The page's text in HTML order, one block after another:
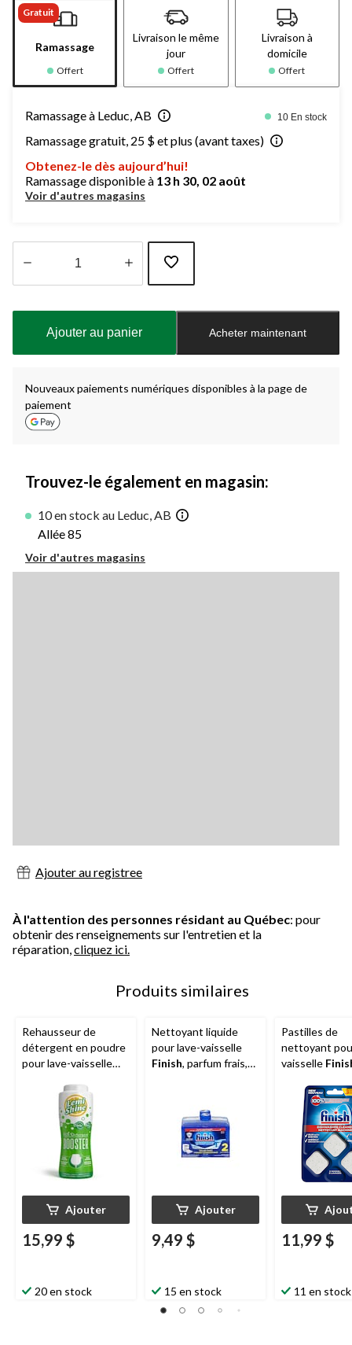
Gratuit
Ramassage
Offert
Livraison le même
jour
Offert
Livraison à
domicile
Offert
Ramassage à Leduc, AB 10 En stock
Ramassage gratuit, 25 $ et plus (avant taxes)
Obtenez-le dès aujourd’hui!
Ramassage disponible à 13 h 30, 02 août
Voir d'autres magasins
à
Ajouter au panier Acheter maintenant
Nouveaux paiements numériques disponibles à la page de
paiement
Trouvez-le également en magasin:
10 en stock au Leduc, AB
Allée 85
Voir d'autres magasins
Ajouter au registree
À l'attention des personnes résidant au Québec: pour
obtenir des renseignements sur l'entretien et la
réparation,cliquez ici.
Produits similaires
Rehausseur de
détergent en poudre
pour lave-vaisselle
lime fraîche, 680 g
Ajouter
15,99 $
20 en stock
Nettoyant liquide
pour lave-vaisselle
Finish, parfum frais,
Ajouter
9,49 $
15 en stock
Pastilles de
nettoyant
vaisselle
11,99 $
11 en stock